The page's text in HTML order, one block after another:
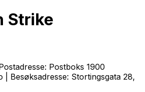
Strike
Postadresse: Postboks 1900
| Besøksadresse: Stortingsgata 28,